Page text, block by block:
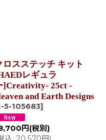
ロスステッチ キット
レギュラ
]Creativity- 25ct -
and Earth Designs
5-105683]
円 (税別)